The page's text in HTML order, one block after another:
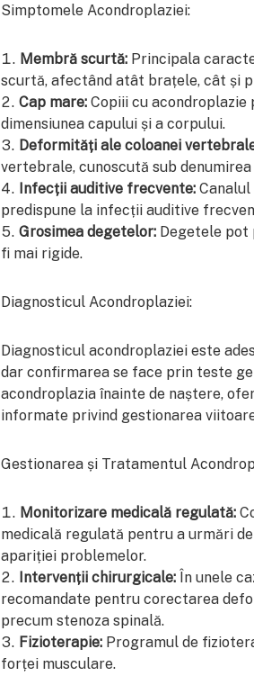
Simptomele Acondroplaziei:
Membră scurtă: Principala
scurtă, afectând atât brațele, cât și
Cap mare: Copiii cu
dimensiunea capului și a corpului.
Deformități ale coloanei
vertebrale, cunoscută sub denumirea
Infecții auditive frecvente:
predispune la infecții auditive
Grosimea degetelor: Degetele pot
fi mai rigide.
Diagnosticul Acondroplaziei:
Diagnosticul acondroplaziei este
dar confirmarea se face prin teste
acondroplazia înainte de naștere,
informate privind gestionarea
Gestionarea și Tratamentul
Monitorizare medicală regulată:
medicală regulată pentru a urmări
apariției problemelor.
Intervenții chirurgicale: În unele
recomandate pentru corectarea
precum stenoza spinală.
Fizioterapie: Programul de
forței musculare.